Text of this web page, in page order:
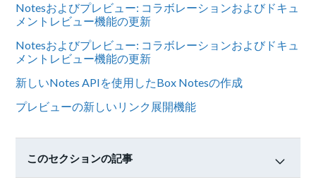
Notesおよびプレビュー: コラボレーションおよびドキュ
メントレビュー機能の更新
Notesおよびプレビュー: コラボレーションおよびドキュ
メントレビュー機能の更新
新しいNotes APIを使用したBox Notesの作成
プレビューの新しいリンク展開機能
このセクションの記事